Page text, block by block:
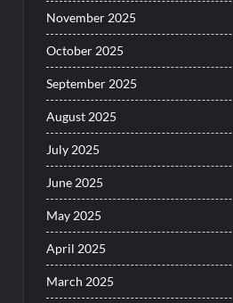
November 2025
October 2025
September 2025
August 2025
July 2025
June 2025
May 2025
April 2025
March 2025